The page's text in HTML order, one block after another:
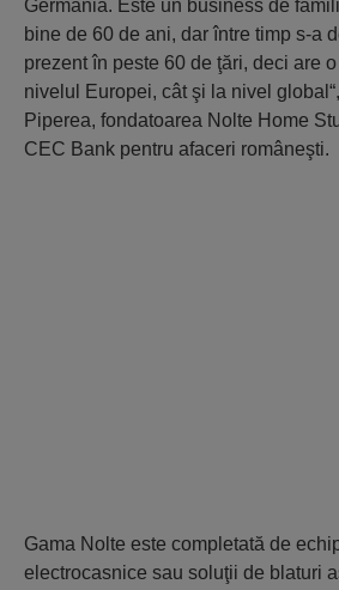
Germania. Este un business de
bine de 60 de ani, dar între timp s-a
prezent în peste 60 de ţări, deci are
nivelul Europei, cât şi la nivel
Piperea, fondatoarea Nolte Home
CEC Bank pentru afaceri româneşti.
Gama Nolte este completată de
electrocasnice sau soluţii de blaturi